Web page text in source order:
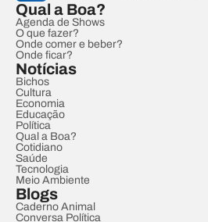
Qual a Boa?
Agenda de Shows
O que fazer?
Onde comer e beber?
Onde ficar?
Notícias
Bichos
Cultura
Economia
Educação
Política
Qual a Boa?
Cotidiano
Saúde
Tecnologia
Meio Ambiente
Blogs
Caderno Animal
Conversa Política